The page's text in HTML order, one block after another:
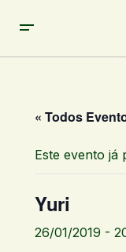
« Todos
Este evento já
Yuri
26/01/2019 -